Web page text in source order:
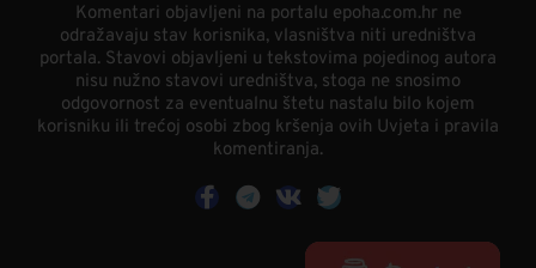
Komentari objavljeni na portalu epoha.com.hr ne
odražavaju stav korisnika, vlasništva niti uredništva
portala. Stavovi objavljeni u tekstovima pojedinog autora
nisu nužno stavovi uredništva, stoga ne snosimo
odgovornost za eventualnu štetu nastalu bilo kojem
korisniku ili trećoj osobi zbog kršenja ovih Uvjeta i pravila
komentiranja.